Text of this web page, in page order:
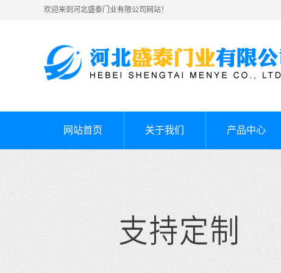
欢迎来到河北盛泰门业有限公司网站！
网站首页 关于我们 产品中心